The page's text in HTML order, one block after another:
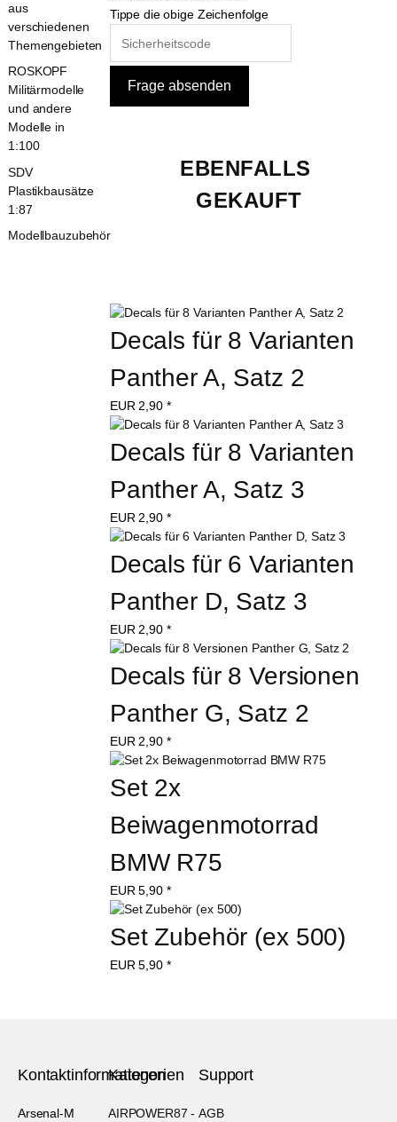
Tippe die obige Zeichenfolge
EBENFALLS
GEKAUFT
Decals für 8 Varianten
Panther A, Satz 2
EUR 2,90 *
Decals für 8 Varianten
Panther A, Satz 3
EUR 2,90 *
Decals für 6 Varianten
Panther D, Satz 3
EUR 2,90 *
Decals für 8 Versionen
Panther G, Satz 2
EUR 2,90 *
Set 2x
Beiwagenmotorrad
BMW R75
EUR 5,90 *
Set Zubehör (ex 500)
EUR 5,90 *
aus
verschiedenen
Themengebieten
ROSKOPF
Militärmodelle
und andere
Modelle in
1:100
SDV
Plastikbausätze
1:87
Modellbauzubehör
Kontaktinformationen
Arsenal-M
Kategorien
AIRPOWER87 -
Support
AGB